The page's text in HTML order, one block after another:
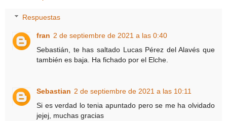
Respuestas
fran 2 de septiembre de 2021 a las 0:40
Sebastián, te has saltado Lucas Pérez del Alavés que
también es baja. Ha fichado por el Elche.
Sebastian 2 de septiembre de 2021 a las 10:11
Si es verdad lo tenia apuntado pero se me ha olvidado
jejej, muchas gracias